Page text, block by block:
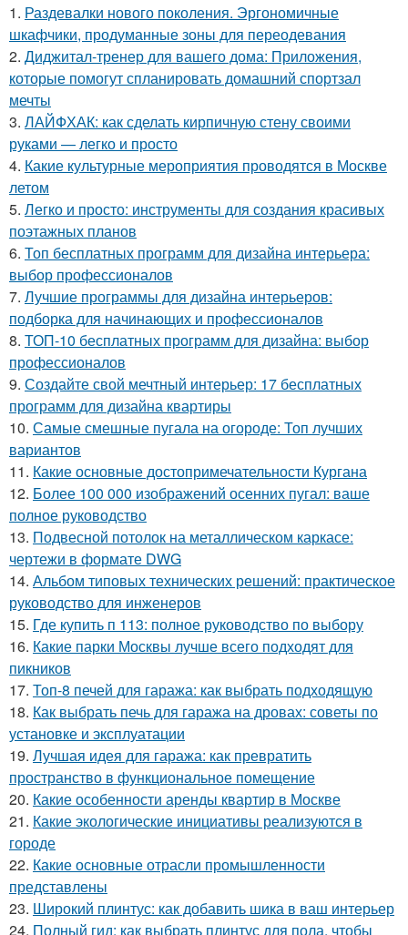
1. Раздевалки нового поколения. Эргономичные
шкафчики, продуманные зоны для переодевания
2. Диджитал-тренер для вашего дома: Приложения,
которые помогут спланировать домашний спортзал
мечты
3. ЛАЙФХАК: как сделать кирпичную стену своими
руками — легко и просто
4. Какие культурные мероприятия проводятся в Москве
летом
5. Легко и просто: инструменты для создания красивых
поэтажных планов
6. Топ бесплатных программ для дизайна интерьера:
выбор профессионалов
7. Лучшие программы для дизайна интерьеров:
подборка для начинающих и профессионалов
8. ТОП-10 бесплатных программ для дизайна: выбор
профессионалов
9. Создайте свой мечтный интерьер: 17 бесплатных
программ для дизайна квартиры
10. Самые смешные пугала на огороде: Топ лучших
вариантов
11. Какие основные достопримечательности Кургана
12. Более 100 000 изображений осенних пугал: ваше
полное руководство
13. Подвесной потолок на металлическом каркасе:
чертежи в формате DWG
14. Альбом типовых технических решений: практическое
руководство для инженеров
15. Где купить п 113: полное руководство по выбору
16. Какие парки Москвы лучше всего подходят для
пикников
17. Топ-8 печей для гаража: как выбрать подходящую
18. Как выбрать печь для гаража на дровах: советы по
установке и эксплуатации
19. Лучшая идея для гаража: как превратить
пространство в функциональное помещение
20. Какие особенности аренды квартир в Москве
21. Какие экологические инициативы реализуются в
городе
22. Какие основные отрасли промышленности
представлены
23. Широкий плинтус: как добавить шика в ваш интерьер
24. Полный гид: как выбрать плинтус для пола, чтобы